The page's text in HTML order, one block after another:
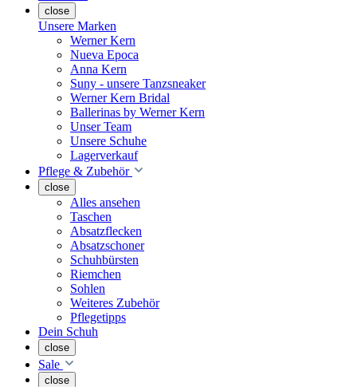
close
Unsere Marken
Werner Kern
Nueva Epoca
Anna Kern
Suny - unsere Tanzsneaker
Werner Kern Bridal
Ballerinas by Werner Kern
Unser Team
Unsere Schuhe
Lagerverkauf
Pflege & Zubehör
close
Alles ansehen
Taschen
Absatzflecken
Absatzschoner
Schuhbürsten
Riemchen
Sohlen
Weiteres Zubehör
Pflegetipps
Dein Schuh
close
Sale
close